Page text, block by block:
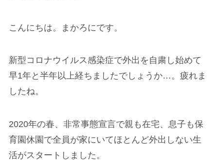
こんにちは。まかろにです。
新型コロナウイルス感染症で外出を自粛し始めて
早1年と半年以上経ちましたでしょうか…。疲れま
したね。
2020年の春、非常事態宣言で親も在宅、息子も保
育園休園で全員が家にいてほとんど外出しない生
活がスタートしました。